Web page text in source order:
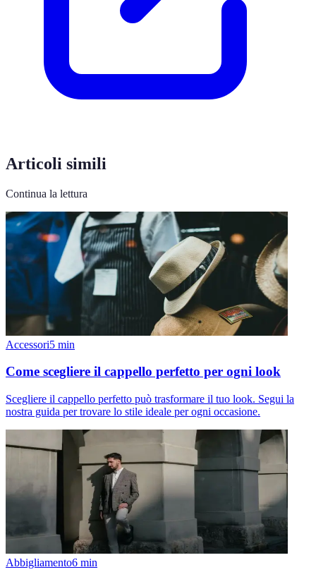
Articoli simili
Continua la lettura
Accessori5 min
Come scegliere il cappello perfetto per ogni look
Scegliere il cappello perfetto può trasformare il tuo look. Segui la
nostra guida per trovare lo stile ideale per ogni occasione.
Abbigliamento6 min